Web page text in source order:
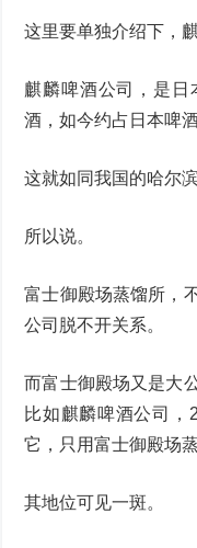
这里要单独介绍下，
麒麟啤酒公司，是
酒，如今约占日本啤
这就如同我国的哈尔
所以说。
富士御殿场蒸馏所，
公司脱不开关系。
而富士御殿场又是大
比如麒麟啤酒公司，
它，只用富士御殿场
其地位可见一斑。